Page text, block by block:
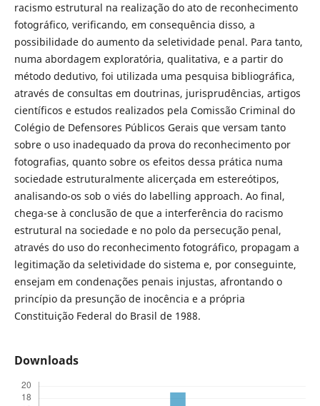
racismo estrutural na realização do ato de reconhecimento
fotográfico, verificando, em consequência disso, a
possibilidade do aumento da seletividade penal. Para tanto,
numa abordagem exploratória, qualitativa, e a partir do
método dedutivo, foi utilizada uma pesquisa bibliográfica,
através de consultas em doutrinas, jurisprudências, artigos
científicos e estudos realizados pela Comissão Criminal do
Colégio de Defensores Públicos Gerais que versam tanto
sobre o uso inadequado da prova do reconhecimento por
fotografias, quanto sobre os efeitos dessa prática numa
sociedade estruturalmente alicerçada em estereótipos,
analisando-os sob o viés do labelling approach. Ao final,
chega-se à conclusão de que a interferência do racismo
estrutural na sociedade e no polo da persecução penal,
através do uso do reconhecimento fotográfico, propagam a
legitimação da seletividade do sistema e, por conseguinte,
ensejam em condenações penais injustas, afrontando o
princípio da presunção de inocência e a própria
Constituição Federal do Brasil de 1988.
Downloads